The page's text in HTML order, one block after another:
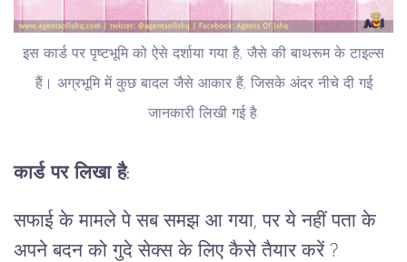
इस कार्ड पर पृष्टभूमि को ऐसे दर्शाया गया है, जैसे की बाथरूम के टाइल्स
हैं। अग्रभूमि में कुछ बादल जैसे आकार हैं, जिसके अंदर नीचे दी गई
जानकारी लिखी गई है:
कार्ड पर लिखा है:
सफाई के मामले पे सब समझ आ गया, पर ये नहीं पता के
अपने बदन को गुदे सेक्स के लिए कैसे तैयार करें ?